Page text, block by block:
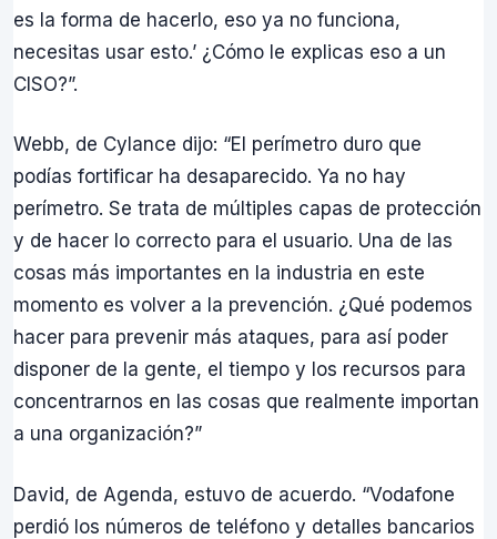
es la forma de hacerlo, eso ya no funciona,
necesitas usar esto.’ ¿Cómo le explicas eso a un
CISO?”.
Webb, de Cylance dijo: “El perímetro duro que
podías fortificar ha desaparecido. Ya no hay
perímetro. Se trata de múltiples capas de protección
y de hacer lo correcto para el usuario. Una de las
cosas más importantes en la industria en este
momento es volver a la prevención. ¿Qué podemos
hacer para prevenir más ataques, para así poder
disponer de la gente, el tiempo y los recursos para
concentrarnos en las cosas que realmente importan
a una organización?”
David, de Agenda, estuvo de acuerdo. “Vodafone
perdió los números de teléfono y detalles bancarios